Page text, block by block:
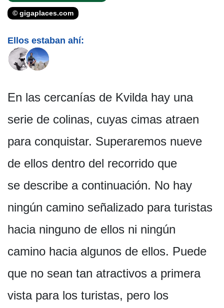
© gigaplaces.com
Ellos estaban ahí:
En las cercanías de Kvilda hay una
serie de colinas, cuyas cimas atraen
para conquistar. Superaremos nueve
de ellos dentro del recorrido que
se describe a continuación. No hay
ningún camino señalizado para turistas
hacia ninguno de ellos ni ningún
camino hacia algunos de ellos. Puede
que no sean tan atractivos a primera
vista para los turistas, pero los